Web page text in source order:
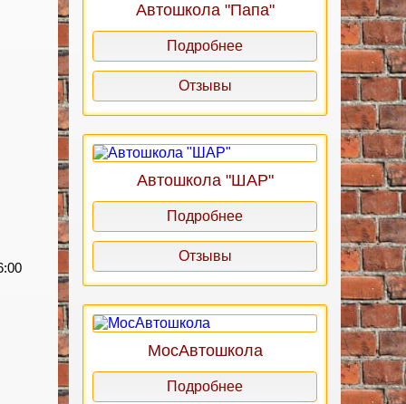
Автошкола "Папа"
Подробнее
Отзывы
Автошкола "ШАР"
Подробнее
Отзывы
МосАвтошкола
Подробнее